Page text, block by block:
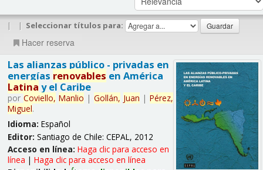
| | Seleccionar títulos para:
Hacer reserva
Las alianzas público - privadas en
energías renovables en América
Latina y el Caribe
por Coviello, Manlio | Gollán, Juan | Pérez,
Miguel.
Idioma: Español
Editor: Santiago de Chile: CEPAL, 2012
Acceso en línea: Haga clic para acceso en
línea | Haga clic para acceso en línea